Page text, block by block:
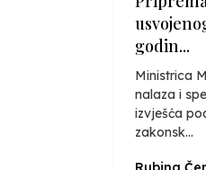
godin...
Ministrica
nalaza i
izvješća
zakonsk...